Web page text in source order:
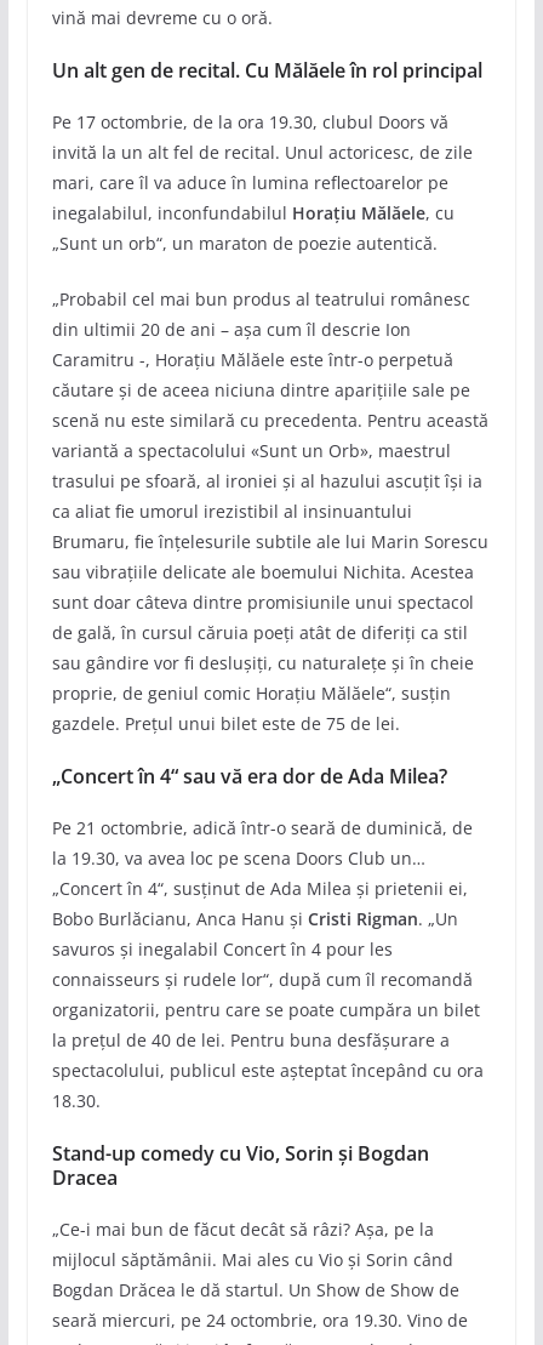
vină mai devreme cu o oră.
Un alt gen de recital. Cu Mălăele în rol principal
Pe 17 octombrie, de la ora 19.30, clubul Doors vă
invită la un alt fel de recital. Unul actoricesc, de zile
mari, care îl va aduce în lumina reflectoarelor pe
inegalabilul, inconfundabilul Horațiu Mălăele, cu
„Sunt un orb“, un maraton de poezie autentică.
„Probabil cel mai bun produs al teatrului românesc
din ultimii 20 de ani – așa cum îl descrie Ion
Caramitru -, Horațiu Mălăele este într-o perpetuă
căutare și de aceea niciuna dintre aparițiile sale pe
scenă nu este similară cu precedenta. Pentru această
variantă a spectacolului «Sunt un Orb», maestrul
trasului pe sfoară, al ironiei și al hazului ascuțit își ia
ca aliat fie umorul irezistibil al insinuantului
Brumaru, fie înțelesurile subtile ale lui Marin Sorescu
sau vibrațiile delicate ale boemului Nichita. Acestea
sunt doar câteva dintre promisiunile unui spectacol
de gală, în cursul căruia poeți atât de diferiți ca stil
sau gândire vor fi deslușiți, cu naturalețe și în cheie
proprie, de geniul comic Horațiu Mălăele“, susțin
gazdele. Prețul unui bilet este de 75 de lei.
„Concert în 4“ sau vă era dor de Ada Milea?
Pe 21 octombrie, adică într-o seară de duminică, de
la 19.30, va avea loc pe scena Doors Club un…
„Concert în 4“, susținut de Ada Milea și prietenii ei,
Bobo Burlăcianu, Anca Hanu și Cristi Rigman. „Un
savuros și inegalabil Concert în 4 pour les
connaisseurs și rudele lor“, după cum îl recomandă
organizatorii, pentru care se poate cumpăra un bilet
la prețul de 40 de lei. Pentru buna desfășurare a
spectacolului, publicul este așteptat începând cu ora
18.30.
Stand-up comedy cu Vio, Sorin și Bogdan
Dracea
„Ce-i mai bun de făcut decât să râzi? Așa, pe la
mijlocul săptămânii. Mai ales cu Vio și Sorin când
Bogdan Drăcea le dă startul. Un Show de Show de
seară miercuri, pe 24 octombrie, ora 19.30. Vino de